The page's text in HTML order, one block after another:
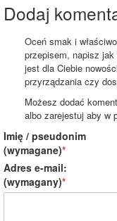
Dodaj
Oceń smak i
przepisem, napisz
jest dla Ciebie
przyrządzania czy
Możesz dodać
albo zarejestuj aby w
Imię / pseudonim
(wymagane)
Adres e-mail:
(wymagany)